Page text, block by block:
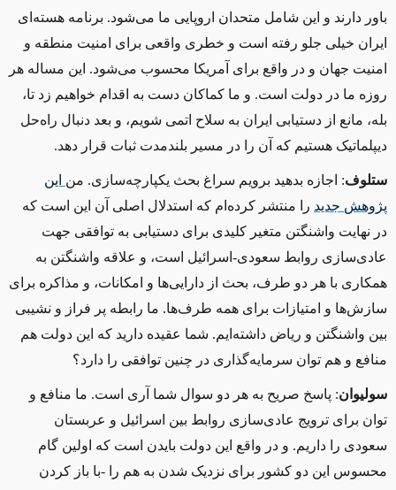
باور دارند و این شامل متحدان اروپایی ما می‌شود. برنامه هسته‌ای
ایران خیلی جلو رفته است و خطری واقعی برای امنیت منطقه و
امنیت جهان و در واقع برای آمریکا محسوب می‌شود. این مساله هر
روزه ما در دولت است. و ما کماکان دست به اقدام خواهیم زد تا،
بله، مانع از دستیابی ایران به سلاح اتمی شویم، و بعد دنبال راه‌حل
دیپلماتیک هستیم که آن را در مسیر بلندمدت ثبات قرار ‌دهد.
ستلوف: اجازه بدهید برویم سراغ بحث یکپارچه‌سازی. من این
پژوهش جدید را منتشر کرده‌ام که استدلال اصلی آن این است که
در نهایت واشنگتن متغیر کلیدی برای دستیابی به توافقی جهت
عادی‌سازی روابط سعودی-اسرائیل است، و علاقه واشنگتن به
همکاری با هر دو طرف، بحث از دارایی‌ها و امکانات، و مذاکره برای
سازش‌ها و امتیازات برای همه طرف‌ها. ما رابطه پر فراز و نشیبی
بین واشنگتن و ریاض داشته‌ایم. شما عقیده دارید که این دولت هم
منافع و هم توان سرمایه‌گذاری در چنین توافقی را دارد؟
سولیوان: پاسخ صریح به هر دو سوال شما آری است. ما منافع و
توان برای ترویج عادی‌سازی روابط بین اسرائیل و عربستان
سعودی را داریم. و در واقع این دولت بایدن است که اولین گام
محسوس این دو کشور برای نزدیک شدن به هم را -با باز کردن